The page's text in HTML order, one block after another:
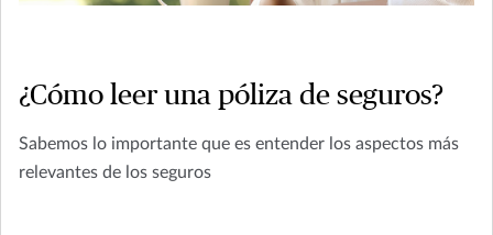
¿Cómo leer una póliza de seguros?
Sabemos lo importante que es entender los aspectos más
relevantes de los seguros